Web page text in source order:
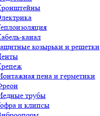
канал
козырьки и решетки
пена и герметики
трубы
и клипсы